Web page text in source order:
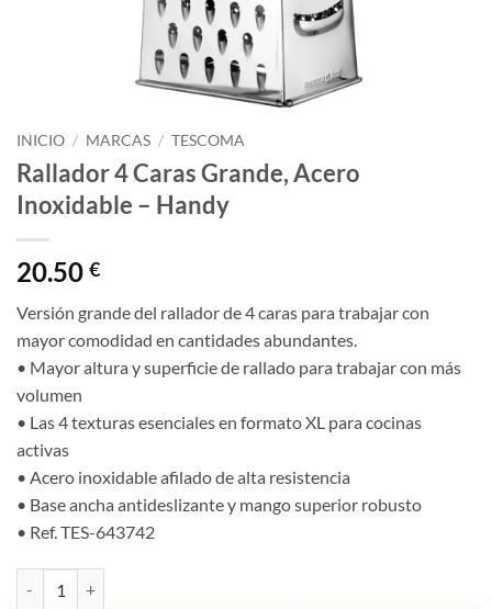
INICIO / MARCAS / TESCOMA
Rallador 4 Caras Grande, Acero
Inoxidable – Handy
20.50 €
Versión grande del rallador de 4 caras para trabajar con
mayor comodidad en cantidades abundantes.
• Mayor altura y superficie de rallado para trabajar con más
volumen
• Las 4 texturas esenciales en formato XL para cocinas
activas
• Acero inoxidable afilado de alta resistencia
• Base ancha antideslizante y mango superior robusto
• Ref. TES-643742